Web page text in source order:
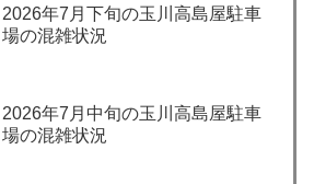
2026年7月下旬の玉川高島屋駐車
場の混雑状況
2026年7月中旬の玉川高島屋駐車
場の混雑状況